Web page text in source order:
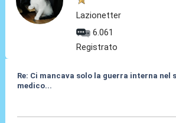
Lazionetter
6.061
Registrato
Re: Ci mancava solo la guerra interna nel
medico...